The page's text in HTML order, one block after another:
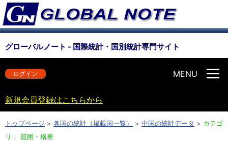
グローバルノート - 国際統計・国別統計専門サイト
MENU
ログイン
新規会員登録はこちらから
トップページ > 各国の統計（掲載国一覧） > 中国の統計データ > カテゴ
リ： 貧困・格差